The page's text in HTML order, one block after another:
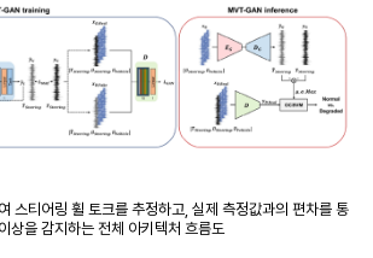
스티어링 휠 토크를 추정하고, 실제 측정값과의 편차를 통
상을 감지하는 전체 아키텍처 흐름도